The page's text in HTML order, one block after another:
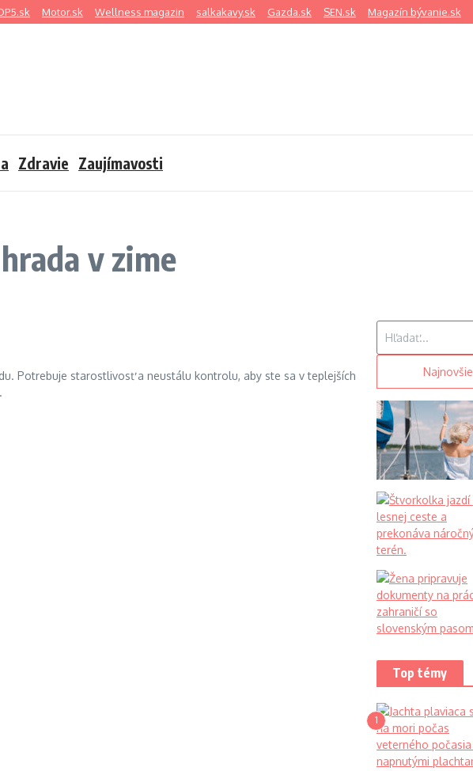
Motor.sk Wellness magazin salkakavy.sk Gazda.sk SEN.sk Magazín bývanie.sk
Zdravie Zaujímavosti
v zime
Potrebuje starostlivosť a neustálu kontrolu, aby ste sa v teplejších
Najnovšie
Top témy
1